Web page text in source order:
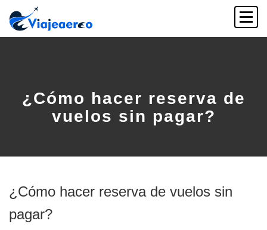
¿Cómo hacer reserva de
vuelos sin pagar?
¿Cómo hacer reserva de vuelos sin
pagar?